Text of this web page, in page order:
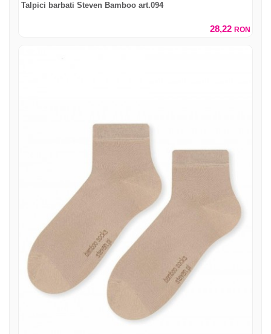
Talpici barbati Steven Bamboo art.094
28,22 RON